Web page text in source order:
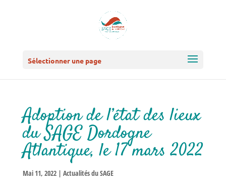
Sélectionner une page
Adoption de l’état des lieux
du SAGE Dordogne
Atlantique, le 17 mars 2022
Mai 11, 2022| Actualités du SAGE